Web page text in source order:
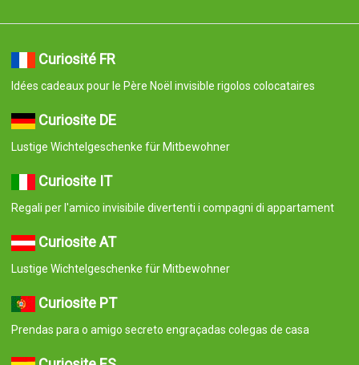
Curiosité FR
Idées cadeaux pour le Père Noël invisible rigolos colocataires
Curiosite DE
Lustige Wichtelgeschenke für Mitbewohner
Curiosite IT
Regali per l'amico invisibile divertenti i compagni di appartament
Curiosite AT
Lustige Wichtelgeschenke für Mitbewohner
Curiosite PT
Prendas para o amigo secreto engraçadas colegas de casa